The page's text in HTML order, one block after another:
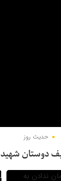
حدیث روز
دوستان شهید